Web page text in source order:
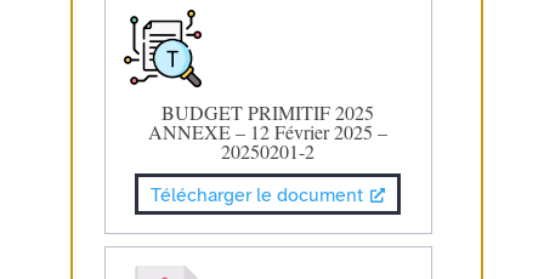
BUDGET PRIMITIF 2025
ANNEXE – 12 Février 2025 –
20250201-2
Télécharger le document